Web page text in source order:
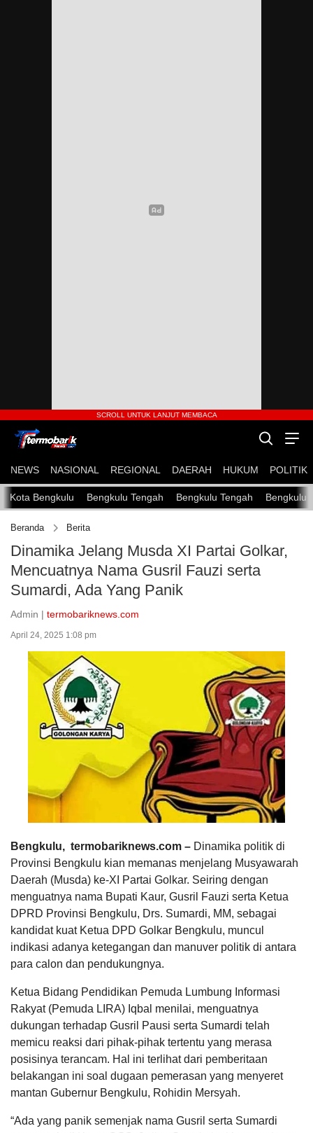
NEWS NASIONAL REGIONAL DAERAH HUKUM POLITIK
Kota Bengkulu Bengkulu Tengah Bengkulu Tengah Bengkulu
Beranda Berita
Dinamika Jelang Musda XI Partai Golkar,
Mencuatnya Nama Gusril Fauzi serta
Sumardi, Ada Yang Panik
Admin | termobariknews.com
April 24, 2025 1:08 pm
Bengkulu, termobariknews.com – Dinamika politik di
Provinsi Bengkulu kian memanas menjelang Musyawarah
Daerah (Musda) ke-XI Partai Golkar. Seiring dengan
menguatnya nama Bupati Kaur, Gusril Fauzi serta Ketua
DPRD Provinsi Bengkulu, Drs. Sumardi, MM, sebagai
kandidat kuat Ketua DPD Golkar Bengkulu, muncul
indikasi adanya ketegangan dan manuver politik di antara
para calon dan pendukungnya.
Ketua Bidang Pendidikan Pemuda Lumbung Informasi
Rakyat (Pemuda LIRA) Iqbal menilai, menguatnya
dukungan terhadap Gusril Pausi serta Sumardi telah
memicu reaksi dari pihak-pihak tertentu yang merasa
posisinya terancam. Hal ini terlihat dari pemberitaan
belakangan ini soal dugaan pemerasan yang menyeret
mantan Gubernur Bengkulu, Rohidin Mersyah.
“Ada yang panik semenjak nama Gusril serta Sumardi